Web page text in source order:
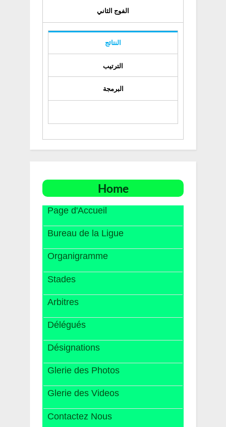
الفوج الثاني
النتائج
الترتيب
البرمجة
Home
Page d'Accueil
Bureau de la Ligue
Organigramme
Stades
Arbitres
Délégués
Désignations
Glerie des Photos
Glerie des Videos
Contactez Nous